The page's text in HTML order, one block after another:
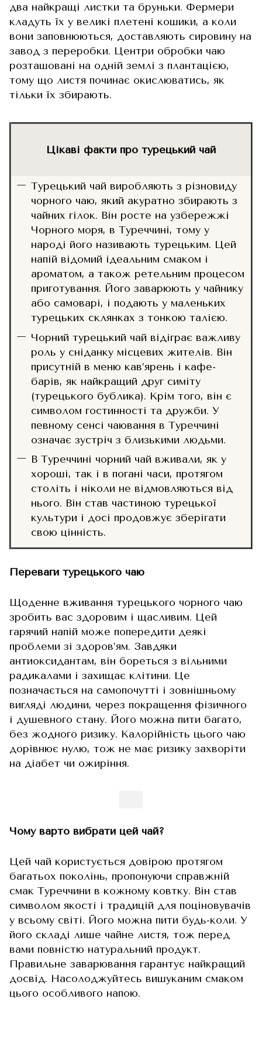
два найкращі листки та бруньки. Фермери
кладуть їх у великі плетені кошики, а коли
вони заповнюються, доставляють сировину на
завод з переробки. Центри обробки чаю
розташовані на одній землі з плантацією,
тому що листя починає окислюватись, як
тільки їх збирають.
Цікаві факти про турецький чай
Турецький чай виробляють з різновиду
чорного чаю, який акуратно збирають з
чайних гілок. Він росте на узбережжі
Чорного моря, в Туреччині, тому у
народі його називають турецьким. Цей
напій відомий ідеальним смаком і
ароматом, а також ретельним процесом
приготування. Його заварюють у чайнику
або самоварі, і подають у маленьких
турецьких склянках з тонкою талією.
Чорний турецький чай відіграє важливу
роль у сніданку місцевих жителів. Він
присутній в меню кав’ярень і кафе-
барів, як найкращий друг симіту
(турецького бублика). Крім того, він є
символом гостинності та дружби. У
певному сенсі чаювання в Туреччині
означає зустріч з близькими людьми.
В Туреччині чорний чай вживали, як у
хороші, так і в погані часи, протягом
століть і ніколи не відмовляються від
нього. Він став частиною турецької
культури і досі продовжує зберігати
свою цінність.
Переваги турецького чаю
Щоденне вживання турецького чорного чаю
зробить вас здоровим і щасливим. Цей
гарячий напій може попередити деякі
проблеми зі здоров’ям. Завдяки
антиоксидантам, він бореться з вільними
радикалами і захищає клітини. Це
позначається на самопочутті і зовнішньому
вигляді людини, через покращення фізичного
і душевного стану. Його можна пити багато,
без жодного ризику. Калорійність цього чаю
дорівнює нулю, тож не має ризику захворіти
на діабет чи ожиріння.
Чому варто вибрати цей чай?
Цей чай користується довірою протягом
багатьох поколінь, пропонуючи справжній
смак Туреччини в кожному ковтку. Він став
символом якості і традицій для поціновувачів
у всьому світі. Його можна пити будь-коли. У
його складі лише чайне листя, тож перед
вами повністю натуральний продукт.
Правильне заварювання гарантує найкращий
досвід. Насолоджуйтесь вишуканим смаком
цього особливого напою.